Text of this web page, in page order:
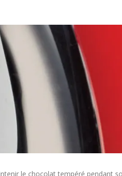
le chocolat tempéré pendant